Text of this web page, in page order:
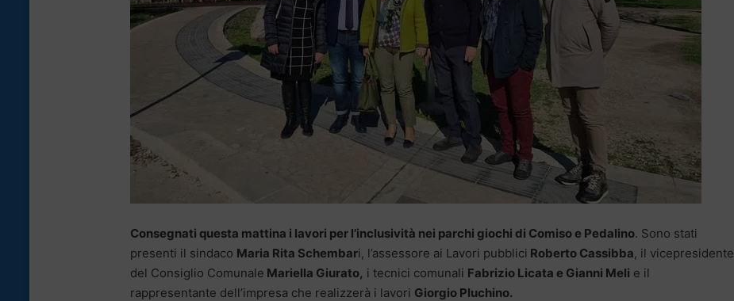
Consegnati questa mattina i lavori per l’inclusività nei parchi giochi di Comiso e Pedalino. Sono stati
presenti il sindaco Maria Rita Schembari, l’assessore ai Lavori pubblici Roberto Cassibba, il vicepresidente
del Consiglio Comunale Mariella Giurato, i tecnici comunali Fabrizio Licata e Gianni Meli e il
rappresentante dell’impresa che realizzerà i lavori Giorgio Pluchino.